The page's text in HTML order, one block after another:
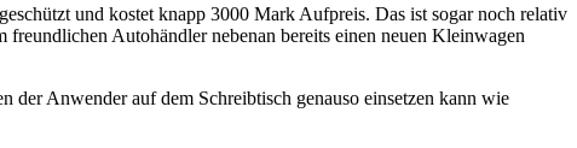
und kostet knapp 3000 Mark Aufpreis. Das ist sogar noch relativ
Autohändler nebenan bereits einen neuen Kleinwagen
Anwender auf dem Schreibtisch genauso einsetzen kann wie